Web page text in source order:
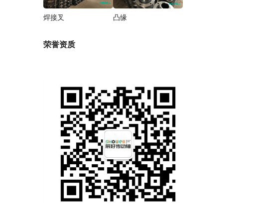
焊接叉 凸缘
荣誉资质